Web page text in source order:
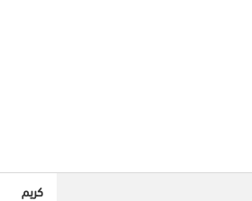
كريم